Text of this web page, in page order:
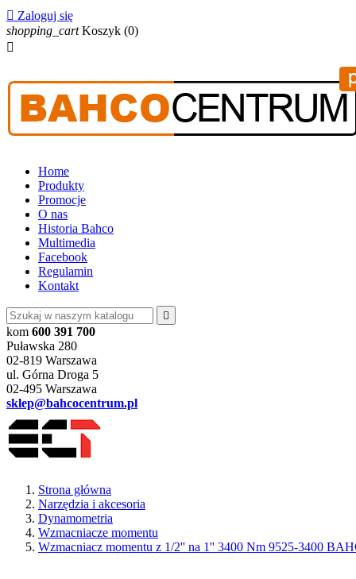
 Zaloguj się
shopping_cart Koszyk (0)

Home
Produkty
Promocje
O nas
Historia Bahco
Multimedia
Facebook
Regulamin
Kontakt

kom 600 391 700
Puławska 280
02-819 Warszawa
ul. Górna Droga 5
02-495 Warszawa
sklep@bahcocentrum.pl
Strona główna
Narzędzia i akcesoria
Dynamometria
Wzmacniacze momentu
Wzmacniacz momentu z 1/2'' na 1'' 3400 Nm 9525-3400